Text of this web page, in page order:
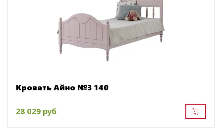
Кровать Айно №3 140
28 029 руб